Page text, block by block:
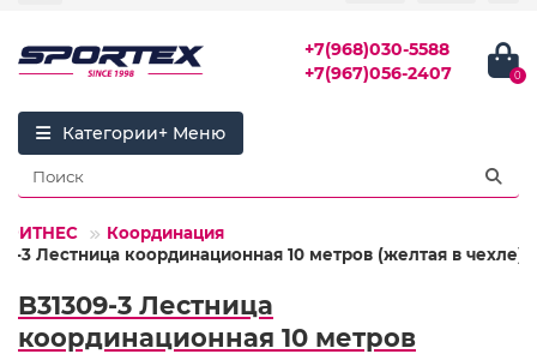
+7(968)030-5588
+7(967)056-2407
0
Категории
Координация
3 Лестница координационная 10 метров (желтая в чехле)
B31309-3 Лестница
координационная 10 метров